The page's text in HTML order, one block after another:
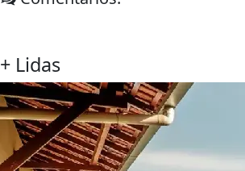
+ Lidas